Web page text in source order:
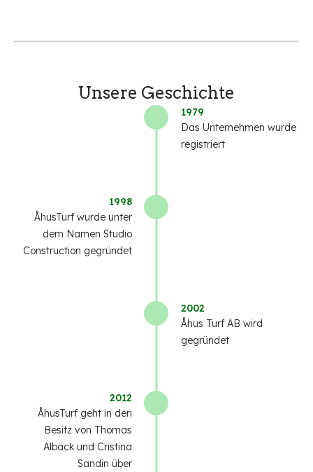
Unsere Geschichte
1979
Das Unternehmen wurde
registriert
1998
ÅhusTurf wurde unter
dem Namen Studio
Construction gegründet
2002
Åhus Turf AB wird
gegründet
2012
ÅhusTurf geht in den
Besitz von Thomas
Albäck und Cristina
Sandin über